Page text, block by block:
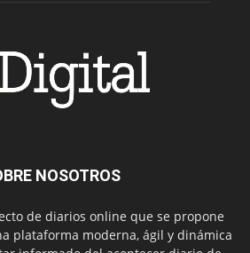
NOSOTROS
de diarios online que se propone
plataforma moderna, ágil y dinámica